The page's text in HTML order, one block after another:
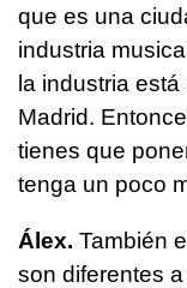
que es una
industria
la industria
Madrid.
tienes que
tenga un poco
Álex. También
son diferentes